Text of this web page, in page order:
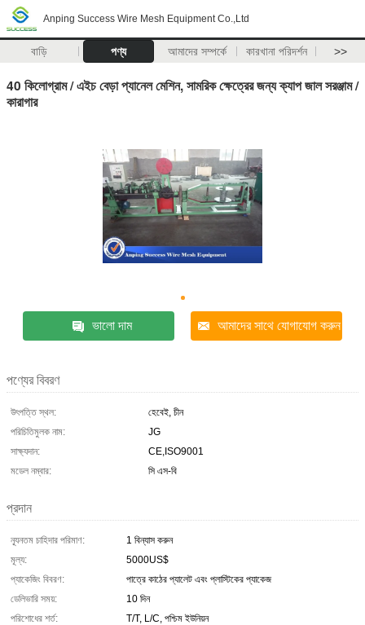
Anping Success Wire Mesh Equipment Co.,Ltd
বাড়ি পণ্য আমাদের সম্পর্কে কারখানা পরিদর্শন >>
40 কিলোগ্রাম / এইচ বেড়া প্যানেল মেশিন, সামরিক ক্ষেত্রের জন্য ক্যাপ জাল সরঞ্জাম /
কারাগার
ভালো দাম আমাদের সাথে যোগাযোগ করুন
পণ্যের বিবরণ
উৎপত্তি স্থল:
হেবেই, চীন
পরিচিতিমুলক নাম:
JG
সাক্ষ্যদান:
CE,ISO9001
মডেল নম্বার:
সি এস-বি
প্রদান
ন্যূনতম চাহিদার পরিমাণ:
1 বিন্যাস করুন
মূল্য:
5000US$
প্যাকেজিং বিবরণ:
পাত্রে কাঠের প্যালেট এবং প্লাস্টিকের প্যাকেজ
ডেলিভারি সময়:
10 দিন
পরিশোধের শর্ত:
T/T, L/C, পশ্চিম ইউনিয়ন